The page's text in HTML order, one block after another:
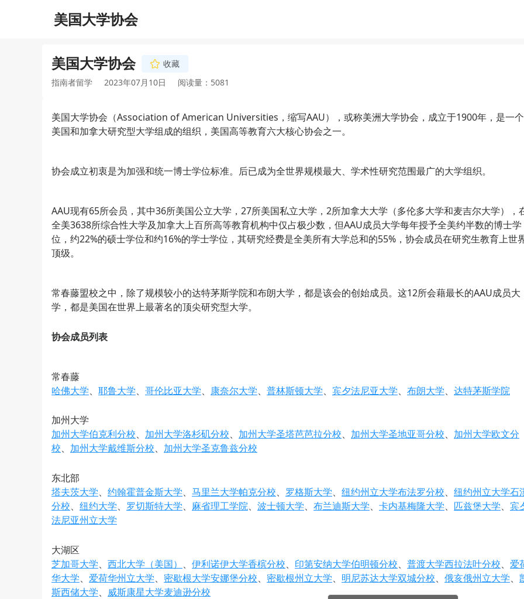
美国大学协会
美国大学协会
收藏
指南者留学
2023年07月10日 阅读量：5081
美国大学协会（Association of American Universities，缩写AAU），或称美洲大学协会，成立于1900年，是一
美国和加拿大研究型大学组成的组织，美国高等教育六大核心协会之一。
协会成立初衷是为加强和统一博士学位标准。后已成为全世界规模最大、学术性研究范围最广的大学组织。
AAU现有65所会员，其中36所美国公立大学，27所美国私立大学，2所加拿大大学（多伦多大学和麦吉尔大学），
全美3638所综合性大学及加拿大上百所高等教育机构中仅占极少数，但AAU成员大学每年授予全美约半数的博士学
位，约22%的硕士学位和约16%的学士学位，其研究经费是全美所有大学总和的55%，协会成员在研究生教育上世
顶级。
常春藤盟校之中，除了规模较小的达特茅斯学院和布朗大学，都是该会的创始成员。这12所会藉最长的AAU成员大
学，都是美国在世界上最著名的顶尖研究型大学。
协会成员列表
常春藤
哈佛大学、 耶鲁大学、 哥伦比亚大学、 康奈尔大学、 普林斯顿大学、 宾夕法尼亚大学、 布朗大学、 达特茅斯学院
加州大学
加州大学伯克利分校、 加州大学洛杉矶分校、 加州大学圣塔芭芭拉分校、 加州大学圣地亚哥分校、 加州大学欧文分
校、 加州大学戴维斯分校、 加州大学圣克鲁兹分校
东北部
塔夫茨大学、 约翰霍普金斯大学、 马里兰大学帕克分校、 罗格斯大学、 纽约州立大学布法罗分校、 纽约州立大学石
分校、 纽约大学、 罗切斯特大学、 麻省理工学院、 波士顿大学、 布兰迪斯大学、 卡内基梅隆大学、 匹兹堡大学、 宾
法尼亚州立大学
大湖区
芝加哥大学、 西北大学（美国） 、 伊利诺伊大学香槟分校、 印第安纳大学伯明顿分校、 普渡大学西拉法叶分校、 爱
华大学、 爱荷华州立大学、 密歇根大学安娜堡分校、 密歇根州立大学、 明尼苏达大学双城分校、 俄亥俄州立大学、
斯西储大学、 威斯康星大学麦迪逊分校